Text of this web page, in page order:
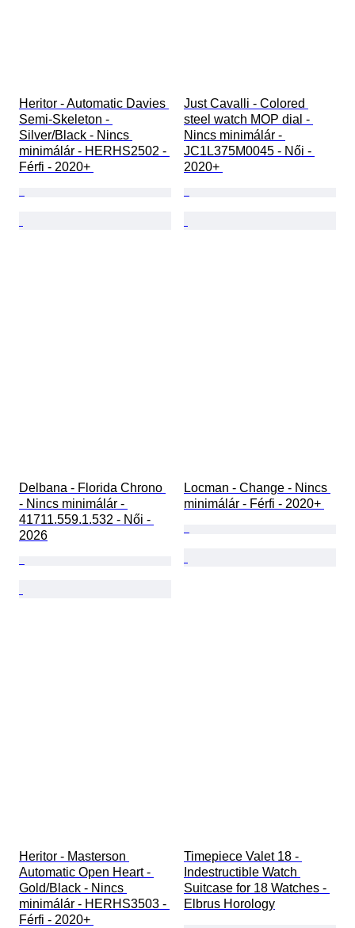
Heritor - Automatic Davies
Semi-Skeleton -
Silver/Black - Nincs
minimálár - HERHS2502 -
Férfi - 2020+
Just Cavalli - Colored
steel watch MOP dial -
Nincs minimálár -
JC1L375M0045 - Női -
2020+
Delbana - Florida Chrono
- Nincs minimálár -
41711.559.1.532 - Női -
2026
Locman - Change - Nincs
minimálár - Férfi - 2020+
Heritor - Masterson
Automatic Open Heart -
Gold/Black - Nincs
minimálár - HERHS3503 -
Férfi - 2020+
Timepiece Valet 18 -
Indestructible Watch
Suitcase for 18 Watches -
Elbrus Horology